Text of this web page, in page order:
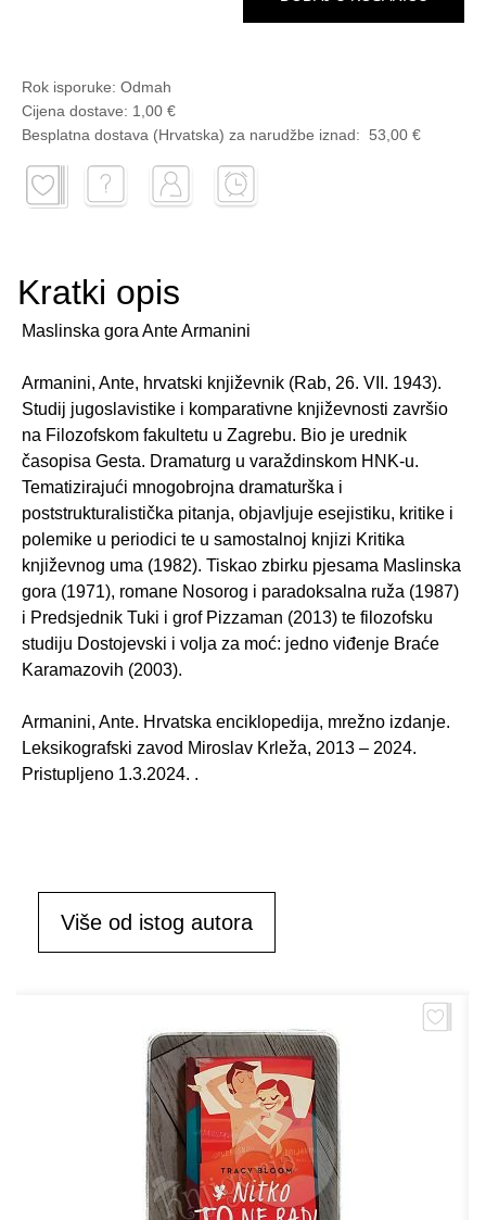
Rok isporuke: Odmah
Cijena dostave: 1,00 €
Besplatna dostava (Hrvatska) za narudžbe iznad: 53,00 €
Kratki opis
Maslinska gora Ante Armanini
Armanini, Ante, hrvatski književnik (Rab, 26. VII. 1943).
Studij jugoslavistike i komparativne književnosti završio
na Filozofskom fakultetu u Zagrebu. Bio je urednik
časopisa Gesta. Dramaturg u varaždinskom HNK-u.
Tematizirajući mnogobrojna dramaturška i
poststrukturalistička pitanja, objavljuje esejistiku, kritike i
polemike u periodici te u samostalnoj knjizi Kritika
književnog uma (1982). Tiskao zbirku pjesama Maslinska
gora (1971), romane Nosorog i paradoksalna ruža (1987)
i Predsjednik Tuki i grof Pizzaman (2013) te filozofsku
studiju Dostojevski i volja za moć: jedno viđenje Braće
Karamazovih (2003).
Armanini, Ante. Hrvatska enciklopedija, mrežno izdanje.
Leksikografski zavod Miroslav Krleža, 2013 – 2024.
Pristupljeno 1.3.2024. .
Više od istog autora